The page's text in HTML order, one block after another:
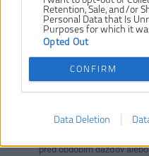
Retention, Sale, and/or
Personal Data that Is
Purposes for which it
Opted Out
CONFIRM
Data Deletion
Napätie:
Štandardné vybavenie:
Typ akumulátora:
pred obdobím dažďov